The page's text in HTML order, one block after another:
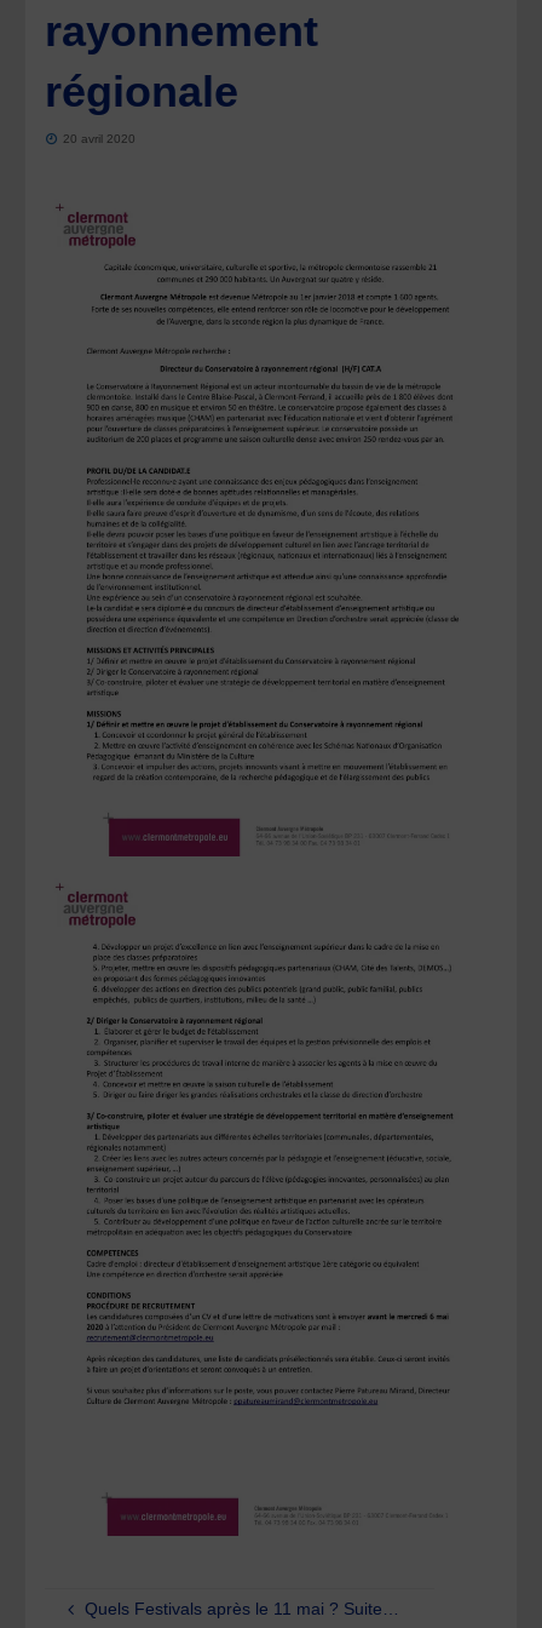
rayonnement
régionale
20 avril 2020
Quels Festivals après le 11 mai ? Suite…